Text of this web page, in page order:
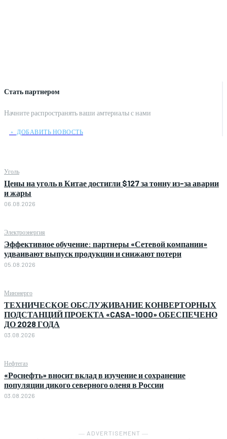
Стать партнером
Начните распространять ваши амтериалы с нами
﹢ ДОБАВИТЬ НОВОСТЬ
Уголь
Цены на уголь в Китае достигли $127 за тонну из-за аварии
и жары
06.08.2026
Электроэнергия
Эффективное обучение: партнеры «Сетевой компании»
удваивают выпуск продукции и снижают потери
05.08.2026
Минэнерго
ТЕХНИЧЕСКОЕ ОБСЛУЖИВАНИЕ КОНВЕРТОРНЫХ
ПОДСТАНЦИЙ ПРОЕКТА «CASA-1000» ОБЕСПЕЧЕНО
ДО 2028 ГОДА
03.08.2026
Нефтегаз
«Роснефть» вносит вклад в изучение и сохранение
популяции дикого северного оленя в России
03.08.2026
― ADVERTISEMENT ―